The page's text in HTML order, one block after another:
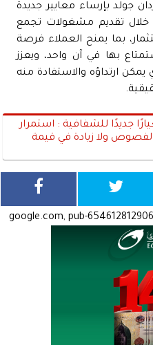
جولد بإرساء معايير جديدة
تقديم مشغولات تجمع
بما يمنح العملاء فرصة
بها في آن واحد، ويعزز
ارتداؤه والاستفادة منه
جديدًا للشفافية : استمرار
ولا زيادة في قيمة
google.com, pub-